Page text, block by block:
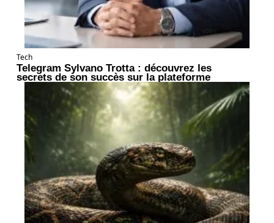
Tech
Telegram Sylvano Trotta : découvrez les
secrets de son succès sur la plateforme